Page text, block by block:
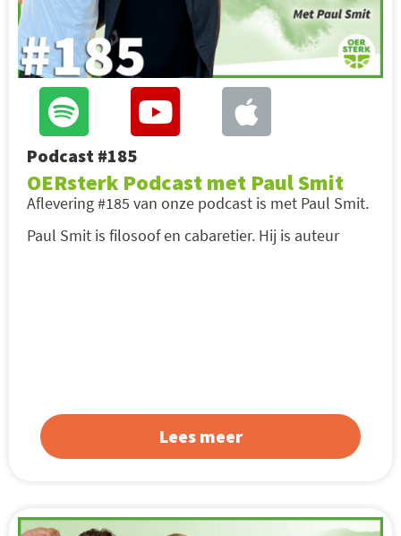
Podcast #185
OERsterk Podcast met Paul Smit
Aflevering #185 van onze podcast is met Paul Smit.
Paul Smit is filosoof en cabaretier. Hij is auteur
Lees meer